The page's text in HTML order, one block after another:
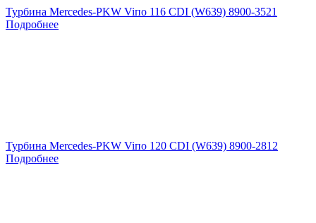
Турбина Mercedes-PKW Viпо 116 CDI (W639) 8900-3521
Подробнее
Турбина Mercedes-PKW Viпо 120 CDI (W639) 8900-2812
Подробнее